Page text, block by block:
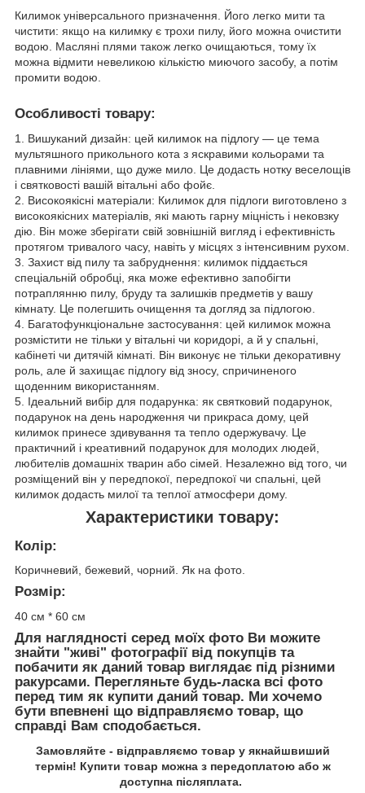
Килимок універсального призначення. Його легко мити та
чистити: якщо на килимку є трохи пилу, його можна очистити
водою. Масляні плями також легко очищаються, тому їх
можна відмити невеликою кількістю миючого засобу, а потім
промити водою.
Особливості товару:
1. Вишуканий дизайн: цей килимок на підлогу — це тема
мультяшного прикольного кота з яскравими кольорами та
плавними лініями, що дуже мило. Це додасть нотку веселощів
і святковості вашій вітальні або фойє.
2. Високоякісні матеріали: Килимок для підлоги виготовлено з
високоякісних матеріалів, які мають гарну міцність і нековзку
дію. Він може зберігати свій зовнішній вигляд і ефективність
протягом тривалого часу, навіть у місцях з інтенсивним рухом.
3. Захист від пилу та забруднення: килимок піддається
спеціальній обробці, яка може ефективно запобігти
потраплянню пилу, бруду та залишків предметів у вашу
кімнату. Це полегшить очищення та догляд за підлогою.
4. Багатофункціональне застосування: цей килимок можна
розмістити не тільки у вітальні чи коридорі, а й у спальні,
кабінеті чи дитячій кімнаті. Він виконує не тільки декоративну
роль, але й захищає підлогу від зносу, спричиненого
щоденним використанням.
5. Ідеальний вибір для подарунка: як святковий подарунок,
подарунок на день народження чи прикраса дому, цей
килимок принесе здивування та тепло одержувачу. Це
практичний і креативний подарунок для молодих людей,
любителів домашніх тварин або сімей. Незалежно від того, чи
розміщений він у передпокої, передпокої чи спальні, цей
килимок додасть милої та теплої атмосфери дому.
Характеристики товару:
Колір:
Коричневий, бежевий, чорний. Як на фото.
Розмір:
40 см * 60 см
Для наглядності серед моїх фото Ви можите
знайти "живі" фотографії від покупців та
побачити як даний товар виглядає під різними
ракурсами. Перегляньте будь-ласка всі фото
перед тим як купити даний товар. Ми хочемо
бути впевнені що відправляємо товар, що
справді Вам сподобається.
Замовляйте - відправляємо товар у якнайшвиший
термін! Купити товар можна з передоплатою або ж
доступна післяплата.